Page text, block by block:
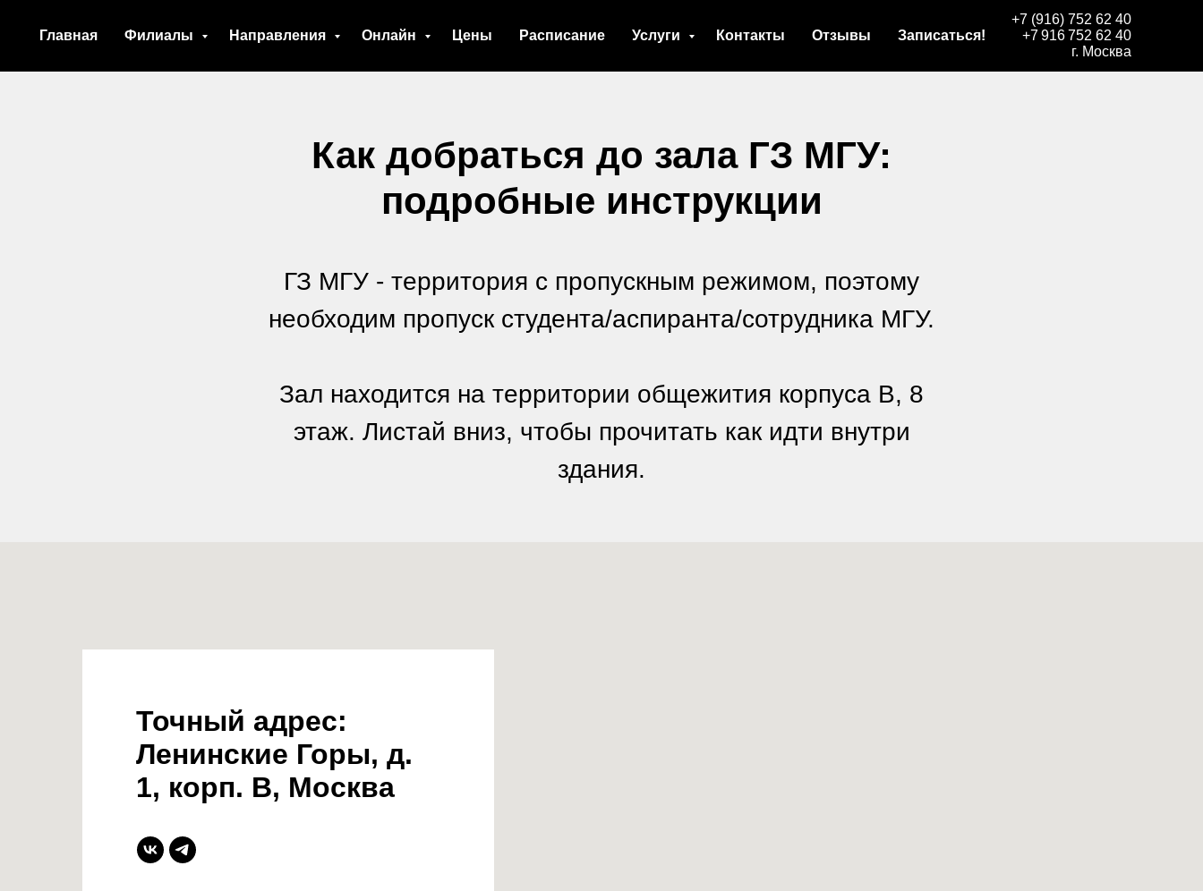
Главная Филиалы Направления Онлайн Цены Расписание Услуги Контакты Отзывы Записаться!
+7 (916) 752 62 40
+7 916 752 62 40
г. Москва
Как добраться до зала ГЗ МГУ:
подробные инструкции
ГЗ МГУ - территория с пропускным режимом, поэтому
необходим пропуск студента/аспиранта/сотрудника МГУ.
Зал находится на территории общежития корпуса В, 8
этаж. Листай вниз, чтобы прочитать как идти внутри
здания.
Точный адрес:
Ленинские Горы, д.
1, корп. В, Москва